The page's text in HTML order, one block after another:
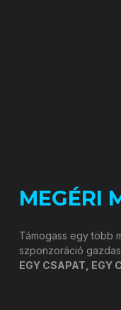
MEGÉRI
Támogass egy több
szponzoráció
EGY CSAPAT, EGY